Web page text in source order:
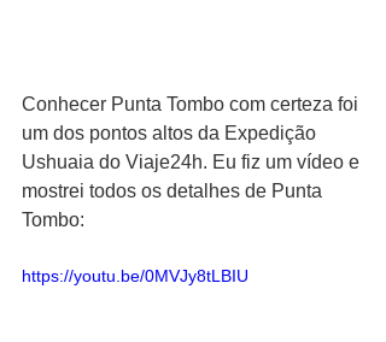
Conhecer Punta Tombo com certeza foi
um dos pontos altos da Expedição
Ushuaia do Viaje24h. Eu fiz um vídeo e
mostrei todos os detalhes de Punta
Tombo:
https://youtu.be/0MVJy8tLBIU